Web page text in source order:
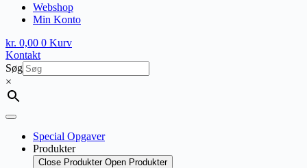
Webshop
Min Konto
kr. 0,00 0 Kurv
Kontakt
Søg
×
Special Opgaver
Produkter
Close Produkter Open Produkter